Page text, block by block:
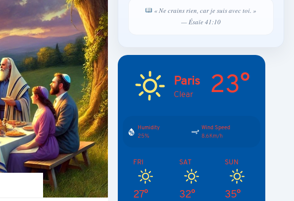
« Ne crains rien, car je suis avec toi. »
— Ésaïe 41:10
Paris
Clear 23°
Humidity
25%
Wind Speed
8.6Km/h
FRI
27°
SAT
32°
SUN
35°